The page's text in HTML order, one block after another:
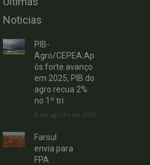
Noticias
PIB-
Agro/CEPEA:Ap
ós forte avanço
em 2025, PIB do
agro recua 2%
no 1º tri
6 de agosto de 2026
Farsul
envia para
FPA